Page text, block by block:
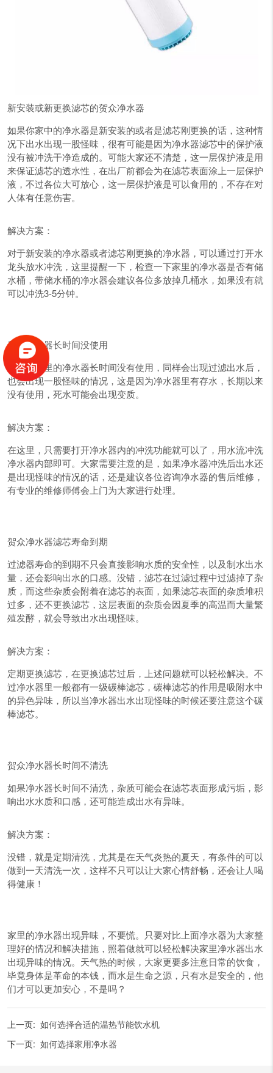
新安装或新更换滤芯的贺众净水器
如果你家中的净水器是新安装的或者是滤芯刚更换的话，这种情
况下出水出现一股怪味，很有可能是因为净水器滤芯中的保护液
没有被冲洗干净造成的。可能大家还不清楚，这一层保护液是用
来保证滤芯的透水性，在出厂前都会为在滤芯表面涂上一层保护
液，不过各位大可放心，这一层保护液是可以食用的，不存在对
人体有任意伤害。
解决方案：
对于新安装的净水器或者滤芯刚更换的净水器，可以通过打开水
龙头放水冲洗，这里提醒一下，检查一下家里的净水器是否有储
水桶，带储水桶的净水器会建议各位多放掉几桶水，如果没有就
可以冲洗3-5分钟。
贺众净水器长时间没使用
如果你家里的净水器长时间没有使用，同样会出现过滤出水后，
也会出现一股怪味的情况，这是因为净水器里有存水，长期以来
没有使用，死水可能会出现变质。
解决方案：
在这里，只需要打开净水器内的冲洗功能就可以了，用水流冲洗
净水器内部即可。大家需要注意的是，如果净水器冲洗后出水还
是出现怪味的情况的话，还是建议各位咨询净水器的售后维修，
有专业的维修师傅会上门为大家进行处理。
贺众净水器滤芯寿命到期
过滤器寿命的到期不只会直接影响水质的安全性，以及制水出水
量，还会影响出水的口感。没错，滤芯在过滤过程中过滤掉了杂
质，而这些杂质会附着在滤芯的表面，如果滤芯表面的杂质堆积
过多，还不更换滤芯，这层表面的杂质会因夏季的高温而大量繁
殖发酵，就会导致出水出现怪味。
解决方案：
定期更换滤芯，在更换滤芯过后，上述问题就可以轻松解决。不
过净水器里一般都有一级碳棒滤芯，碳棒滤芯的作用是吸附水中
的异色异味，所以当净水器出水出现怪味的时候还要注意这个碳
棒滤芯。
贺众净水器长时间不清洗
如果净水器长时间不清洗，杂质可能会在滤芯表面形成污垢，影
响出水水质和口感，还可能造成出水有异味。
解决方案：
没错，就是定期清洗，尤其是在天气炎热的夏天，有条件的可以
做到一天清洗一次，这样不只可以让大家心情舒畅，还会让人喝
得健康！
家里的净水器出现异味，不要慌。只要对比上面净水器为大家整
理好的情况和解决措施，照着做就可以轻松解决家里净水器出水
出现异味的情况。天气热的时候，大家更要多注意日常的饮食，
毕竟身体是革命的本钱，而水是生命之源，只有水是安全的，他
们才可以更加安心，不是吗？
上一页: 如何选择合适的温热节能饮水机
下一页: 如何选择家用净水器